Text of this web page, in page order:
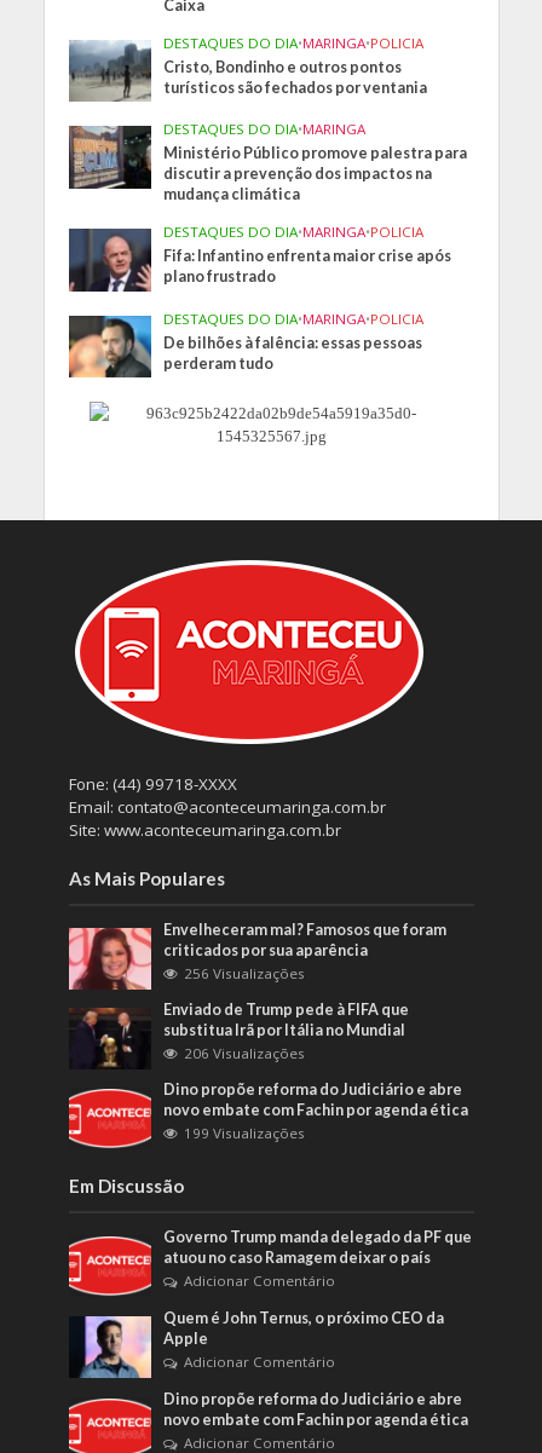
Caixa
DESTAQUES DO DIA•MARINGA•POLICIA
Cristo, Bondinho e outros pontos
turísticos são fechados por ventania
DESTAQUES DO DIA•MARINGA
Ministério Público promove palestra para
discutir a prevenção dos impactos na
mudança climática
DESTAQUES DO DIA•MARINGA•POLICIA
Fifa: Infantino enfrenta maior crise após
plano frustrado
DESTAQUES DO DIA•MARINGA•POLICIA
De bilhões à falência: essas pessoas
perderam tudo
Fone: (44) 99718-XXXX
Email: contato@aconteceumaringa.com.br
Site: www.aconteceumaringa.com.br
As Mais Populares
Envelheceram mal? Famosos que foram
criticados por sua aparência
256 Visualizações
Enviado de Trump pede à FIFA que
substitua Irã por Itália no Mundial
206 Visualizações
Dino propõe reforma do Judiciário e abre
novo embate com Fachin por agenda ética
199 Visualizações
Em Discussão
Governo Trump manda delegado da PF que
atuou no caso Ramagem deixar o país
Adicionar Comentário
Quem é John Ternus, o próximo CEO da
Apple
Adicionar Comentário
Dino propõe reforma do Judiciário e abre
novo embate com Fachin por agenda ética
Adicionar Comentário